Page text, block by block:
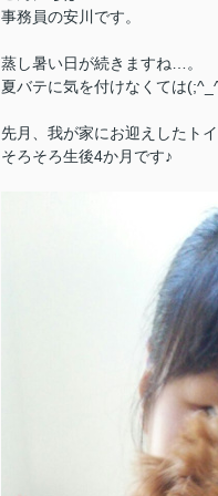
事務員の安川です。
蒸し暑い日が続きますね…。
夏バテに気を付けなくては
先月、我が家にお迎えしたト
そろそろ生後4か月です♪